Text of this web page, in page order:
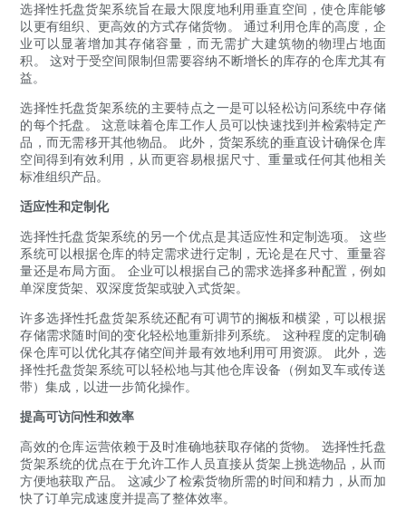
选择性托盘货架系统旨在最大限度地利用垂直空间，使仓库能够
以更有组织、更高效的方式存储货物。 通过利用仓库的高度，企
业可以显著增加其存储容量，而无需扩大建筑物的物理占地面
积。 这对于受空间限制但需要容纳不断增长的库存的仓库尤其有
益。
选择性托盘货架系统的主要特点之一是可以轻松访问系统中存储
的每个托盘。 这意味着仓库工作人员可以快速找到并检索特定产
品，而无需移开其他物品。 此外，货架系统的垂直设计确保仓库
空间得到有效利用，从而更容易根据尺寸、重量或任何其他相关
标准组织产品。
适应性和定制化
选择性托盘货架系统的另一个优点是其适应性和定制选项。 这些
系统可以根据仓库的特定需求进行定制，无论是在尺寸、重量容
量还是布局方面。 企业可以根据自己的需求选择多种配置，例如
单深度货架、双深度货架或驶入式货架。
许多选择性托盘货架系统还配有可调节的搁板和横梁，可以根据
存储需求随时间的变化轻松地重新排列系统。 这种程度的定制确
保仓库可以优化其存储空间并最有效地利用可用资源。 此外，选
择性托盘货架系统可以轻松地与其他仓库设备（例如叉车或传送
带）集成，以进一步简化操作。
提高可访问性和效率
高效的仓库运营依赖于及时准确地获取存储的货物。 选择性托盘
货架系统的优点在于允许工作人员直接从货架上挑选物品，从而
方便地获取产品。 这减少了检索货物所需的时间和精力，从而加
快了订单完成速度并提高了整体效率。